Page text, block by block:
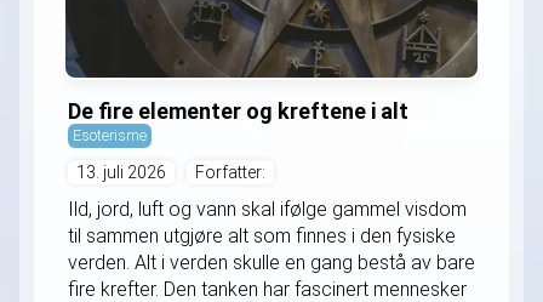
De fire elementer og kreftene i alt
Esoterisme
13. juli 2026 Forfatter:
Ild, jord, luft og vann skal ifølge gammel visdom
til sammen utgjøre alt som finnes i den fysiske
verden. Alt i verden skulle en gang bestå av bare
fire krefter. Den tanken har fascinert mennesker